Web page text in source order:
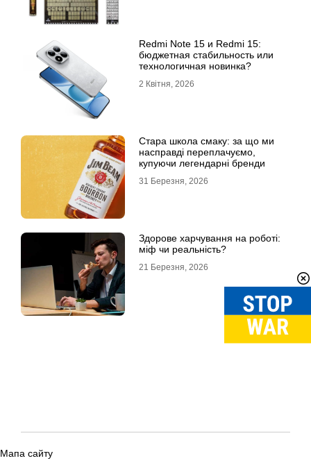
Redmi Note 15 и Redmi 15:
бюджетная стабильность или
технологичная новинка?
2 Квітня, 2026
Стара школа смаку: за що ми
насправді переплачуємо,
купуючи легендарні бренди
31 Березня, 2026
Здорове харчування на роботі:
міф чи реальність?
21 Березня, 2026
Мапа сайту